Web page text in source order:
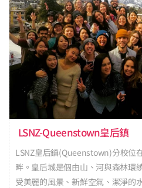
LSNZ-Queenstown皇后鎮
LSNZ皇后鎮(Queenstown)分校位
畔。皇后城是個由山、河與森林環
受美麗的風景、新鮮空氣、潔淨的